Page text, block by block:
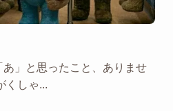
」と思ったこと、ありませ
くしゃ...